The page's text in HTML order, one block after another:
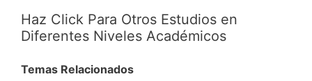
Haz Click Para Otros Estudios en
Diferentes Niveles Académicos
Temas Relacionados